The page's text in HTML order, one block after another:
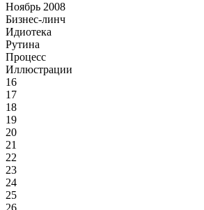
Ноябрь 2008
Бизнес-линч
Идиотека
Рутина
Процесс
Иллюстрации
16
17
18
19
20
21
22
23
24
25
26